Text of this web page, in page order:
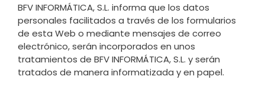
BFV INFORMÁTICA, S.L. informa que los datos
personales facilitados a través de los formularios
de esta Web o mediante mensajes de correo
electrónico, serán incorporados en unos
tratamientos de BFV INFORMÁTICA, S.L. y serán
tratados de manera informatizada y en papel.